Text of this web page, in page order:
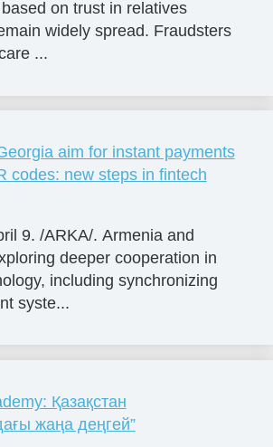
on trust in relatives
widely spread. Fraudsters
...
aim for instant payments
codes: new steps in fintech
9. /ARKA/. Armenia and
deeper cooperation in
including synchronizing
syste...
Қазақстан
жаңа деңгей”